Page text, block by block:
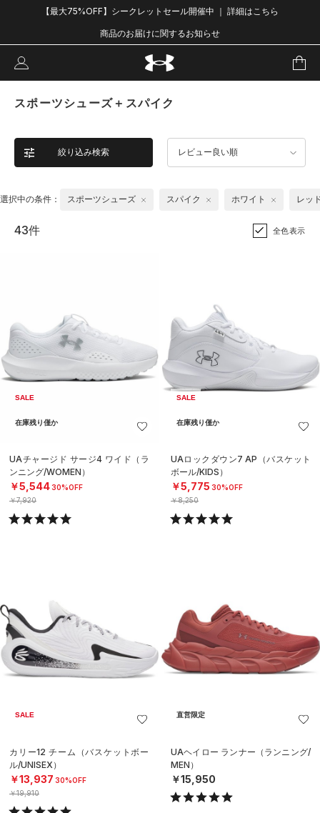
【最大75%OFF】シークレットセール開催中 ｜ 詳細はこちら
商品のお届けに関するお知らせ
スポーツシューズ＋スパイク
絞り込み検索 レビュー良い順
選択中の条件： スポーツシューズ スパイク ホワイト レッ
43件 全色表示
SALE
在庫残り僅か
UAチャージド サージ4 ワイド（ラ
ンニング/WOMEN）
￥5,54430%OFF
￥7,920
SALE
在庫残り僅か
UAロックダウン7 AP（バスケット
ボール/KIDS）
￥5,775 30%OFF
￥8,250
SALE
カリー12 チーム（バスケットボー
ル/UNISEX）
￥13,937 30%OFF
￥19,910
直営限定
UAヘイロー ランナー（ランニング/
MEN）
￥15,950